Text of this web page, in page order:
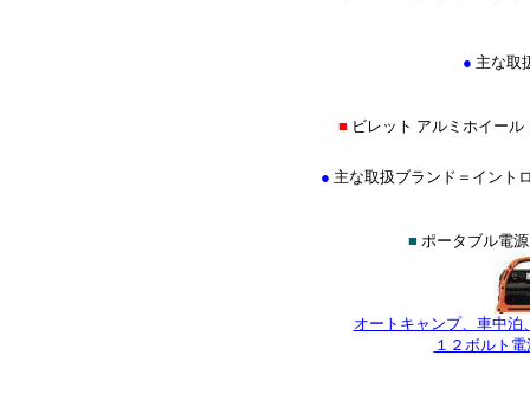
● 主な取
■ ビレット アルミホイー
● 主な取扱ブランド＝イント
■ ポータブル電
オートキャンプ、車中
１２ボルト